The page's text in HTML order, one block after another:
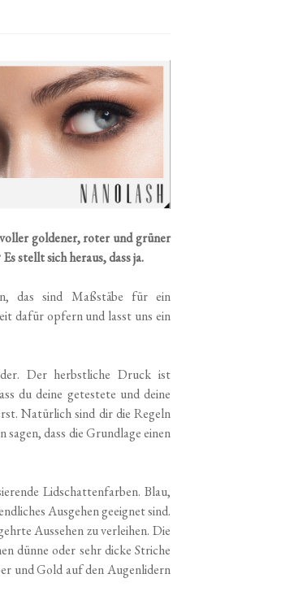
goldener, roter und grüner
stellt sich heraus, dass ja.
das sind Maßstäbe für ein
dafür opfern und lasst uns ein
Der herbstliche Druck ist
du deine getestete und deine
Natürlich sind dir die Regeln
dass die Grundlage einen
Lidschattenfarben. Blau,
Ausgehen geeignet sind.
Aussehen zu verleihen. Die
dünne oder sehr dicke Striche
und Gold auf den Augenlidern